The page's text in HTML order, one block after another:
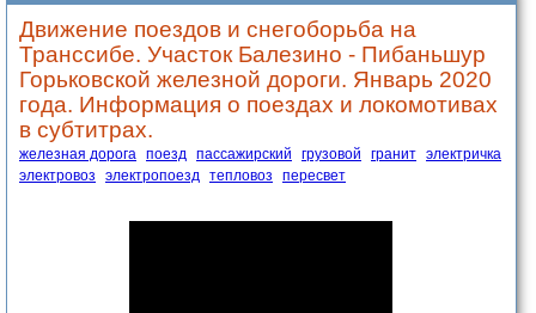
Движение поездов и снегоборьба на
Транссибе. Участок Балезино - Пибаньшур
Горьковской железной дороги. Январь 2020
года. Информация о поездах и локомотивах
в субтитрах.
железная дорога поезд пассажирский грузовой гранит электричка
электровоз
электропоезд тепловоз пересвет